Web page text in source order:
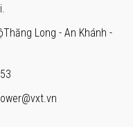
Long - An Khánh -